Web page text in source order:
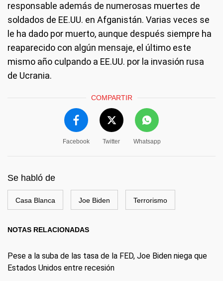
responsable además de numerosas muertes de
soldados de EE.UU. en Afganistán. Varias veces se
le ha dado por muerto, aunque después siempre ha
reaparecido con algún mensaje, el último este
mismo año culpando a EE.UU. por la invasión rusa
de Ucrania.
COMPARTIR
Facebook Twitter Whatsapp
Se habló de
Casa Blanca Joe Biden Terrorismo
NOTAS RELACIONADAS
Pese a la suba de las tasa de la FED, Joe Biden niega que
Estados Unidos entre recesión